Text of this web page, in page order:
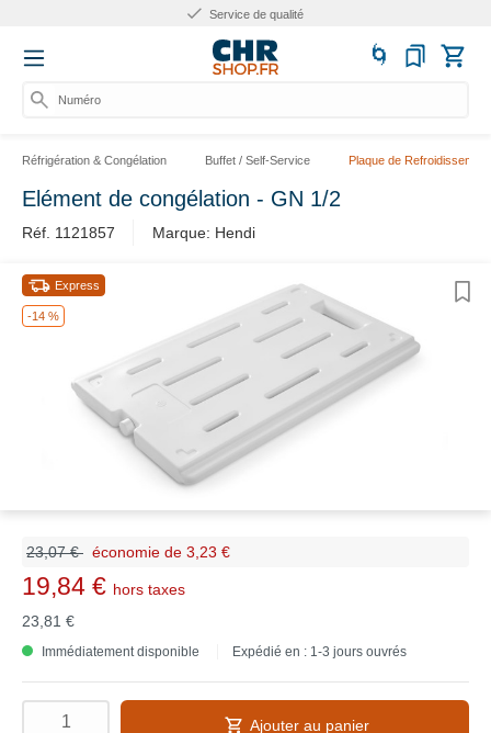
Service de qualité
Numéro d'
Réfrigération & Congélation Buffet / Self-Service Plaque de Refroidissement
Elément de congélation - GN 1/2
Réf. ​1121857 Marque: Hendi
-14 %
Express
23,07 € économie de 3,23 €
19,84 € hors taxes
23,81 €
Immédiatement disponible Expédié en : 1-3 jours ouvrés
Ajouter au panier